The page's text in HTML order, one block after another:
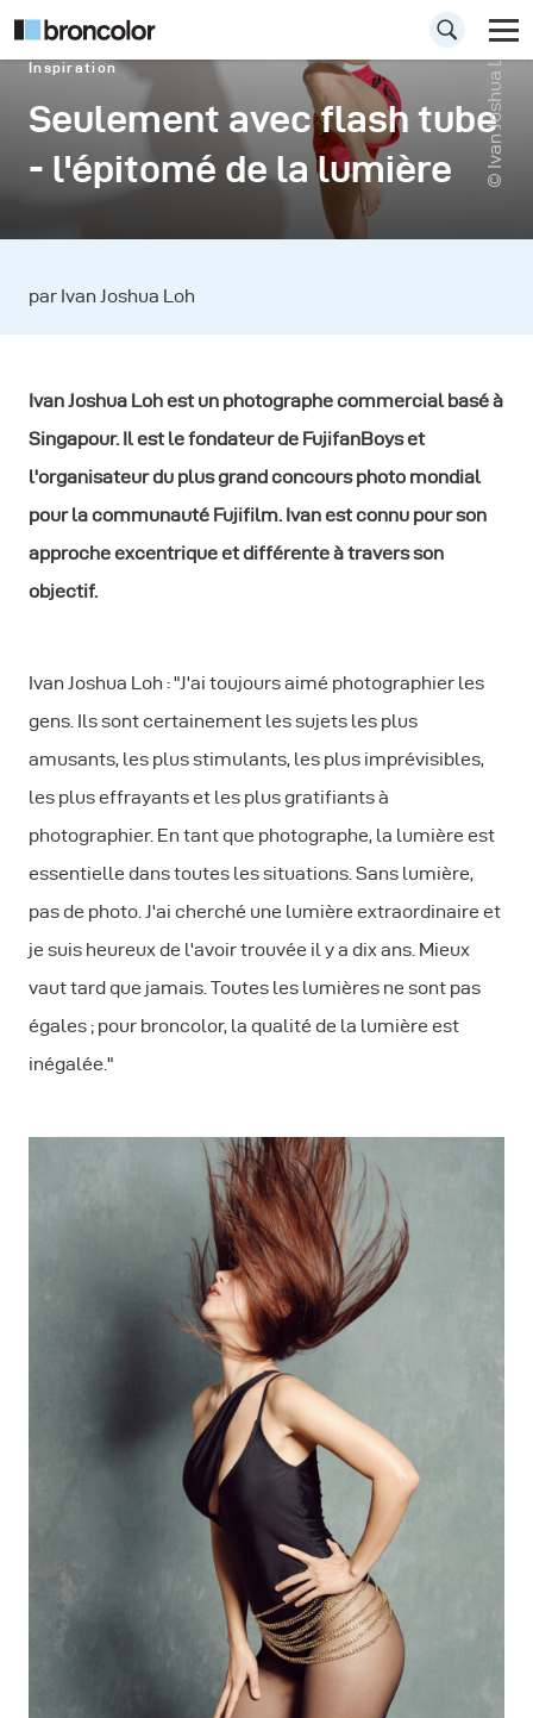
Inspiration
Seulement avec flash tube
- l'épitomé de la lumière
© Ivan Joshua Loh
par Ivan Joshua Loh
Ivan Joshua Loh est un photographe commercial basé à
Singapour. Il est le fondateur de FujifanBoys et
l'organisateur du plus grand concours photo mondial
pour la communauté Fujifilm. Ivan est connu pour son
approche excentrique et différente à travers son
objectif.
Ivan Joshua Loh : "J'ai toujours aimé photographier les
gens. Ils sont certainement les sujets les plus
amusants, les plus stimulants, les plus imprévisibles,
les plus effrayants et les plus gratifiants à
photographier. En tant que photographe, la lumière est
essentielle dans toutes les situations. Sans lumière,
pas de photo. J'ai cherché une lumière extraordinaire et
je suis heureux de l'avoir trouvée il y a dix ans. Mieux
vaut tard que jamais. Toutes les lumières ne sont pas
égales ; pour broncolor, la qualité de la lumière est
inégalée."